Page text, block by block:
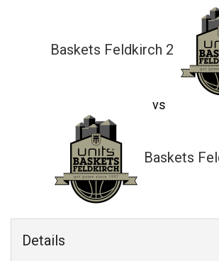
Baskets Feldkirch 2
vs
Baskets
Details